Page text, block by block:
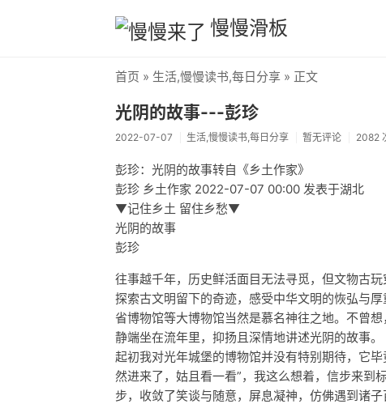
慢慢滑板
首页 » 生活,慢慢读书,每日分享 » 正文
光阴的故事---彭珍
2022-07-07 生活 ,慢慢读书 ,每日分享 暂无评论 2082
彭珍：光阴的故事转自《乡土作家》
彭珍 乡土作家 2022-07-07 00:00 发表于湖北
▼记住乡土 留住乡愁▼
光阴的故事
彭珍
往事越千年，历史鲜活面目无法寻觅，但文物古
探索古文明留下的奇迹，感受中华文明的恢弘与
省博物馆等大博物馆当然是慕名神往之地。不曾
静端坐在流年里，抑扬且深情地讲述光阴的故事。
起初我对光年城堡的博物馆并没有特别期待，它
然进来了，姑且看一看”，我这么想着，信步来到
步，收敛了笑谈与随意，屏息凝神，仿佛遇到诸